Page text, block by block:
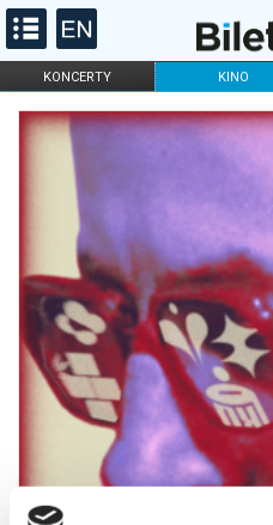
KONCERTY KINO
FILHARMONIA OPERA I
DLA DZIECI